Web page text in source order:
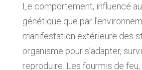
Le comportement, influencé
génétique que par
manifestation extérieure des
organisme pour s’adapter,
reproduire. Les fourmis de